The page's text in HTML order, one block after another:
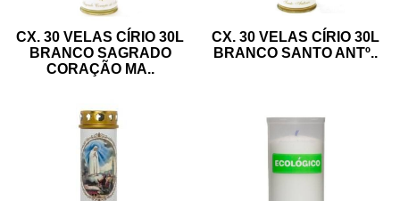
CX. 30 VELAS CÍRIO 30L
BRANCO SAGRADO
CORAÇÃO MA..
CX. 30 VELAS CÍRIO 30L
BRANCO SANTO ANTº..